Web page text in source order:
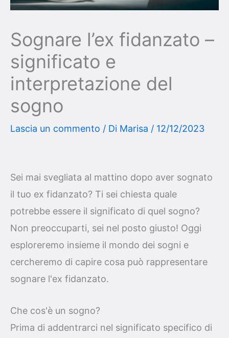
Sognare l’ex fidanzato –
significato e
interpretazione del
sogno
Lascia un commento / Di Marisa / 12/12/2023
Sei mai svegliata al mattino dopo aver sognato
il tuo ex fidanzato? Ti sei chiesta quale
potrebbe essere il significato di quel sogno?
Non preoccuparti, sei nel posto giusto! Oggi
esploreremo insieme il mondo dei sogni e
cercheremo di capire cosa può rappresentare
sognare l'ex fidanzato.
Che cos'è un sogno?
Prima di addentrarci nel significato specifico di